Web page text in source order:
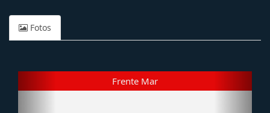
Fotos